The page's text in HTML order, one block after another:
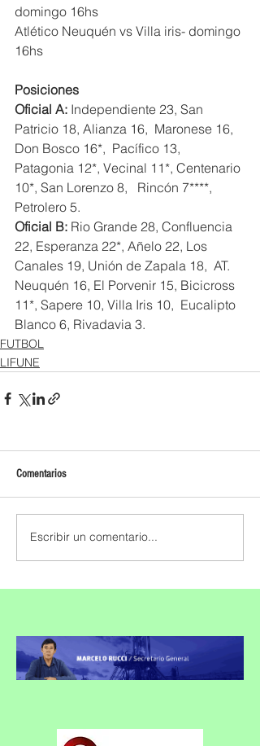
domingo 16hs
Atlético Neuquén vs Villa iris- domingo
16hs
Posiciones
Oficial A: Independiente 23, San
Patricio 18, Alianza 16,  Maronese 16,
Don Bosco 16*,  Pacífico 13,
Patagonia 12*, Vecinal 11*, Centenario
10*, San Lorenzo 8,   Rincón 7****,
Petrolero 5.
Oficial B: Rio Grande 28, Confluencia
22, Esperanza 22*, Añelo 22, Los
Canales 19, Unión de Zapala 18,  AT.
Neuquén 16, El Porvenir 15, Bicicross
11*, Sapere 10, Villa Iris 10,  Eucalipto
Blanco 6, Rivadavia 3.
FUTBOL
LIFUNE
Comentarios
Escribir un comentario...